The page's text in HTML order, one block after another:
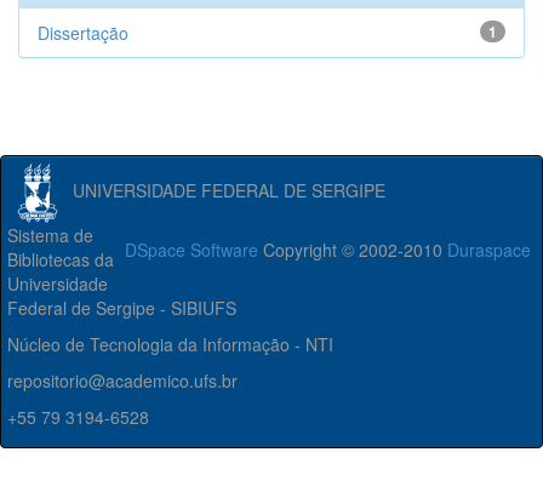
1
Dissertação
UNIVERSIDADE FEDERAL DE SERGIPE
DSpace Software Copyright © 2002-2010 Duraspace
Sistema de
Bibliotecas da
Universidade
Federal de Sergipe - SIBIUFS
Núcleo de Tecnologia da Informação - NTI
repositorio@academico.ufs.br
+55 79 3194-6528